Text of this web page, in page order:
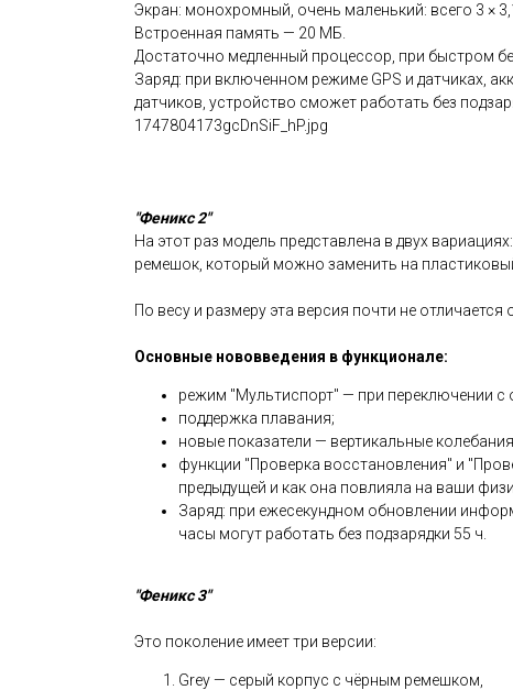
Экран: монохромный, очень маленький: всего 3 ×
Встроенная память — 20 МБ.
Достаточно медленный процессор, при быстром
Заряд: при включенном режиме GPS и датчиках,
датчиков, устройство сможет работать без
1747804173gcDnSiF_hP.jpg
"Феникс 2"
На этот раз модель представлена в двух
ремешок, который можно заменить на
По весу и размеру эта версия почти не
Основные нововведения в функционале:
режим "Мультиспорт" — при переключении с
поддержка плавания;
новые показатели — вертикальные
функции "Проверка восстановления" и
предыдущей и как она повлияла на ваши
Заряд: при ежесекундном обновлении
часы могут работать без подзарядки 55 ч.
"Феникс 3"
Это поколение имеет три версии:
Grey — серый корпус с чёрным ремешком,